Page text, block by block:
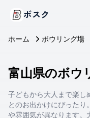
ボスク
ホーム ボウリング場
富山県のボウ
子どもから大人まで楽し
とのお出かけにぴった
や雰囲気が異なります。